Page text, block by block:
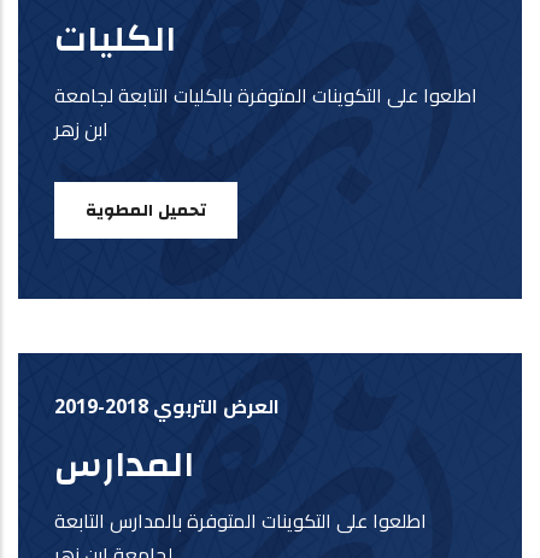
الكليات
اطلعوا على التكوينات المتوفرة بالكليات التابعة لجامعة
ابن زهر
تحميل المطوية
العرض التربوي 2018-2019
المدارس
اطلعوا على التكوينات المتوفرة بالمدارس التابعة